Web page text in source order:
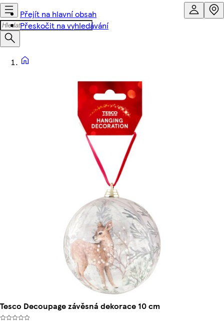
Přejít na hlavní obsah
Přeskočit na vyhledávání
Tesco Decoupage závěsná dekorace 10 cm